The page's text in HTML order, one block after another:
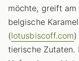
möchte, greift am
belgische
(lotusbiscoff.com)
tierische Zutaten.